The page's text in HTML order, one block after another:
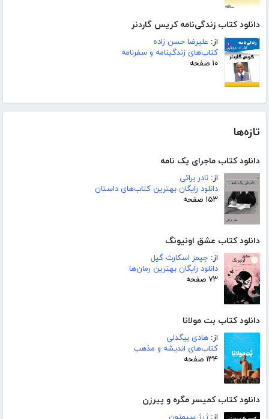
دانلود کتاب زندگی‌نامه کریس گاردنر
از: علیرضا حسن زاده
کتاب‌های زندگینامه و سفرنامه
۱۰ صفحه
تازه‌ها
دانلود کتاب ماجرای یک نامه
از: نادر براتی
دانلود رایگان بهترین کتاب‌های داستان
۱۵۳ صفحه
دانلود کتاب عشق اونیونگ
از: جیمز اسکارث گیل
دانلود رایگان بهترین رمان‌ها
۷۳ صفحه
دانلود کتاب بت مولانا
از: هادی بیگدلی
کتاب‌های اندیشه و مذهب
۱۳۴ صفحه
دانلود کتاب کمیسر مگره و پیرزن